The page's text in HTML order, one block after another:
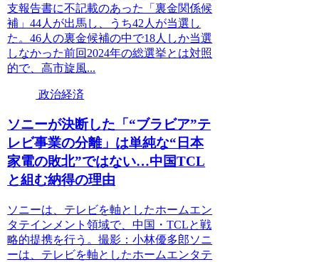
支報告書に不記載のあった「裏金関係候
補」44人が出馬し、うち42人が当選し
た。46人の裏金候補の中で18人しか当選
しなかった前回2024年の総選挙とは対照
的で、高市旋風...
政治経済
ソニーが決断した「“ブラビア”テ
レビ事業の分離」は単純な“日本
家電の敗北”ではない…中国TCL
と組む納得の理由
ソニーは、テレビを軸としたホームエン
タテインメント領域で、中国・TCLと戦
略的提携を行う。撮影：小林優多郎ソニ
ーは、テレビを軸としたホームエンタテ